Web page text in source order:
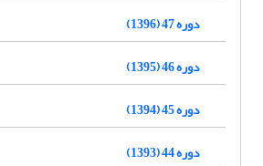
دوره 47 (1396)
دوره 46 (1395)
دوره 45 (1394)
دوره 44 (1393)